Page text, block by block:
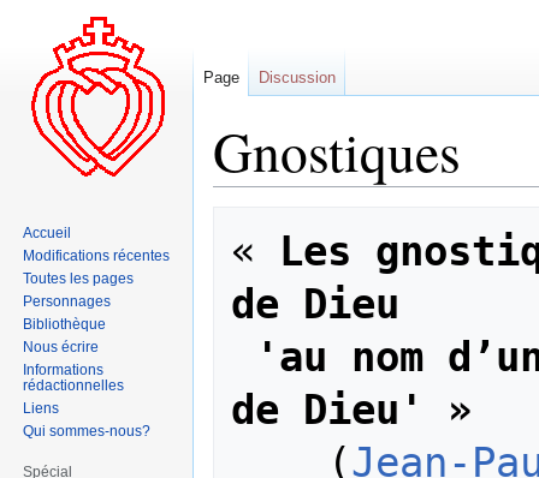
Gnostiques
navigation
recherche
« Les
de Dieu
de Dieu' »
    (
Jean-
Page Discussion
Accueil
Modifications récentes
Toutes les pages
Personnages
Bibliothèque
Nous écrire
Informations
rédactionnelles
Liens
Qui sommes-nous?
Spécial